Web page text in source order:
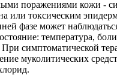
поражениями кожи -
или токсическим
фазе может
температура,
симптоматической
муколитических